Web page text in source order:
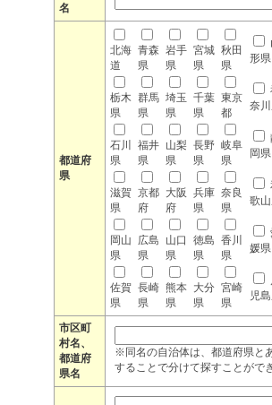
名
都道府
県
北海
道
青森
県
岩手
県
宮城
県
秋田
県
形県
栃木
県
群馬
県
埼玉
県
千葉
県
東京
都
奈
石川
県
福井
県
山梨
県
長野
県
岐阜
県
岡県
滋賀
県
京都
府
大阪
府
兵庫
県
奈良
県
歌
岡山
県
広島
県
山口
県
徳島
県
香川
県
媛県
佐賀
県
長崎
県
熊本
県
大分
県
宮崎
県
児
市区町
村名、
都道府
県名
※同名の自治体は、都道府県と
することで分けて探すことがで